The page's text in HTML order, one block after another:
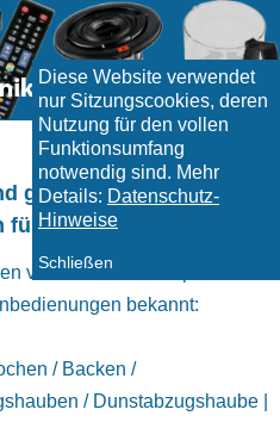
Diese Website verwendet
nur Sitzungscookies, deren
Nutzung für den vollen
Funktionsumfang
notwendig sind. Mehr
Details: Datenschutz-
Hinweise
Schließen
geeignete passende
AEG Geräte
von AEG sind uns passende
bekannt:
/ Backen /
/ Dunstabzugshaube |